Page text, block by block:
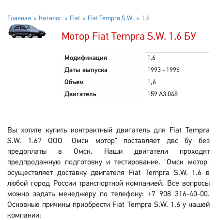
Главная Каталог Fiat Fiat Tempra S.W. 1.6
Мотор Fiat Tempra S.W. 1.6 БУ
Модификация
1.6
Даты выпуска
1993 - 1996
Объем
1,6
Двигатель
159 A3.048
Вы хотите купить контрактный двигатель для Fiat Tempra
S.W. 1.6? ООО "Омск мотор" поставляет двс бу без
предоплаты в Омск. Наши двигатели проходят
предпродажную подготовку и тестирование. "Омск мотор"
осуществляет доставку двигателя Fiat Tempra S.W. 1.6 в
любой город России транспортной компанией. Все вопросы
можно задать менеджеру по телефону: +7 908 316-40-00.
Основные причины приобрести Fiat Tempra S.W. 1.6 у нашей
компании: